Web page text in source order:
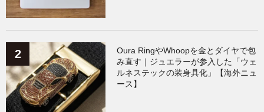
AppleWatchアクセサリー
Xiaomi（119）
Oura RingやWhoopを金とダイヤで包
み直す｜ジュエラーが参入した「ウェ
ルネステックの装身具化」【海外ニュ
ース】